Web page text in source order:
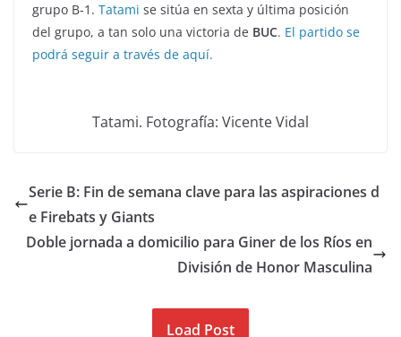
grupo B-1. Tatami se sitúa en sexta y última posición
del grupo, a tan solo una victoria de BUC. El partido se
podrá seguir a través de aquí.
Tatami. Fotografía: Vicente Vidal
Serie B: Fin de semana clave para las aspiraciones d
e Firebats y Giants
Doble jornada a domicilio para Giner de los Ríos en
División de Honor Masculina
Load Post